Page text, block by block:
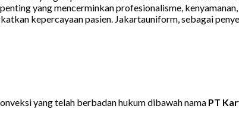
yang mencerminkan profesionalisme,
kepercayaan pasien. Jakartauniform, sebagai
yang telah berbadan hukum dibawah nama PT